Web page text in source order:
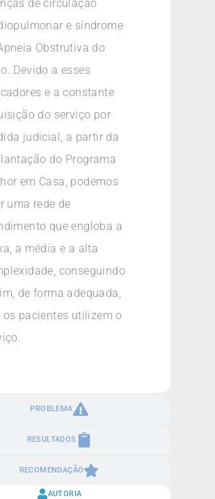
PROBLEMA
RESULTADOS
RECOMENDAÇÃO
de circulação
e síndrome
Obstrutiva do
Devido a esses
e a constante
do serviço por
judicial, a partir da
do Programa
em Casa, podemos
uma rede de
que engloba a
a média e a alta
conseguindo
de forma adequada,
os pacientes utilizem o
AUTORIA